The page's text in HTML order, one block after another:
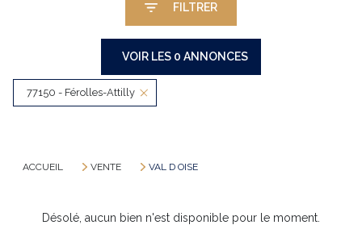
FILTRER
VOIR LES 0 ANNONCES
77150 - Férolles-Attilly
ACCUEIL VENTE VAL D OISE
Désolé, aucun bien n'est disponible pour le moment.